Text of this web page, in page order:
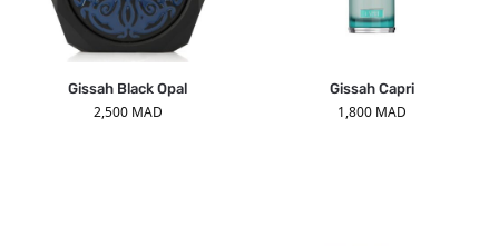
Gissah Black Opal
2,500 MAD
Gissah Capri
1,800 MAD